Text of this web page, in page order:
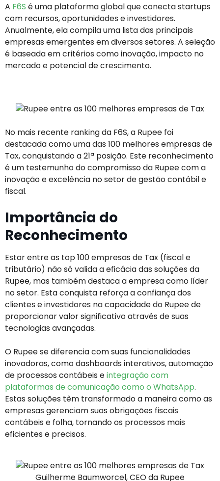
A F6S é uma plataforma global que conecta startups
com recursos, oportunidades e investidores.
Anualmente, ela compila uma lista das principais
empresas emergentes em diversos setores. A seleção
é baseada em critérios como inovação, impacto no
mercado e potencial de crescimento.
No mais recente ranking da F6S, a Rupee foi
destacada como uma das 100 melhores empresas de
Tax, conquistando a 21ª posição. Este reconhecimento
é um testemunho do compromisso da Rupee com a
inovação e excelência no setor de gestão contábil e
fiscal.
Importância do
Reconhecimento
Estar entre as top 100 empresas de Tax (fiscal e
tributário) não só valida a eficácia das soluções da
Rupee, mas também destaca a empresa como líder
no setor. Esta conquista reforça a confiança dos
clientes e investidores na capacidade do Rupee de
proporcionar valor significativo através de suas
tecnologias avançadas.
O Rupee se diferencia com suas funcionalidades
inovadoras, como dashboards interativos, automação
de processos contábeis eintegração com
plataformas de comunicação como o WhatsApp.
Estas soluções têm transformado a maneira como as
empresas gerenciam suas obrigações fiscais
contábeis e folha, tornando os processos mais
eficientes e precisos.
Guilherme Baumworcel, CEO da Rupee